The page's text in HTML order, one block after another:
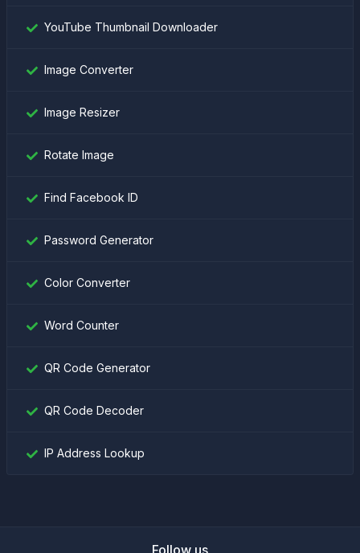
YouTube Thumbnail Downloader
Image Converter
Image Resizer
Rotate Image
Find Facebook ID
Password Generator
Color Converter
Word Counter
QR Code Generator
QR Code Decoder
IP Address Lookup
Follow us